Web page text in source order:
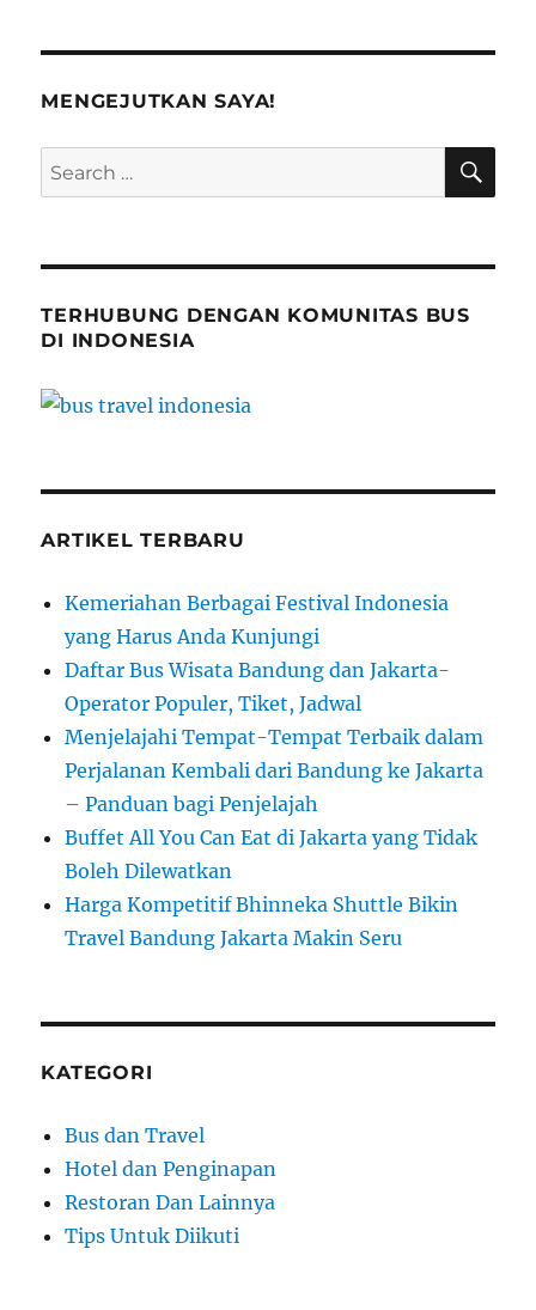
Travel
Jakarta
Kamu
MENGEJUTKAN SAYA!
Search
for:
TERHUBUNG DENGAN KOMUNITAS BUS
DI INDONESIA
ARTIKEL TERBARU
Kemeriahan Berbagai Festival Indonesia
yang Harus Anda Kunjungi
Daftar Bus Wisata Bandung dan Jakarta-
Operator Populer, Tiket, Jadwal
Menjelajahi Tempat-Tempat Terbaik dalam
Perjalanan Kembali dari Bandung ke Jakarta
– Panduan bagi Penjelajah
Buffet All You Can Eat di Jakarta yang Tidak
Boleh Dilewatkan
Harga Kompetitif Bhinneka Shuttle Bikin
Travel Bandung Jakarta Makin Seru
KATEGORI
Bus dan Travel
Hotel dan Penginapan
Restoran Dan Lainnya
Tips Untuk Diikuti